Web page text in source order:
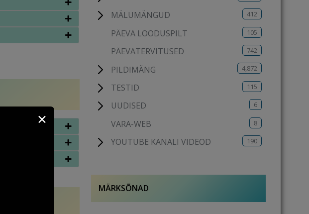
MÄLUMÄNGUD 412
PÄEVA LOODUSPILT 105
PÄEVATERVITUSED 742
PILDIMÄNG 4,872
TESTID 115
UUDISED 6
VARA-WEB 8
YOUTUBE KANALI VIDEOD 190
MÄRKSÕNAD
✕